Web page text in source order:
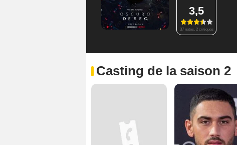
3,5
37 notes, 2 critiques
Casting de la saison 2